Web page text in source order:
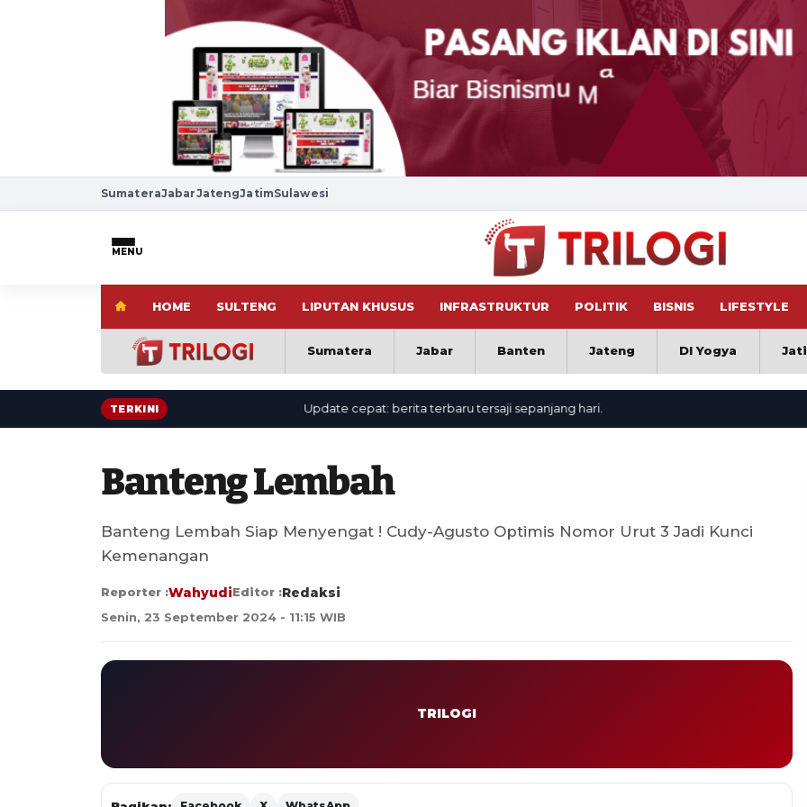
SumateraJabarJatengJatimSulawesi
MENU
HOME SULTENG LIPUTAN KHUSUS INFRASTRUKTUR POLITIK BISNIS LIFESTYLE
Sumatera Jabar Banten Jateng DI Yogya
TERKINI Update cepat: berita terbaru tersaji sepanjang hari.
Banteng Lembah
Banteng Lembah Siap Menyengat ! Cudy-Agusto Optimis Nomor Urut 3 Jadi Kunci
Kemenangan
Reporter :WahyudiEditor :Redaksi
Senin, 23 September 2024 - 11:15 WIB
TRILOGI